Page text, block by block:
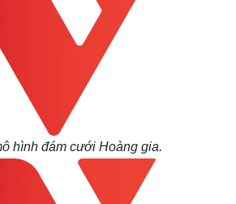
hình đám cưới Hoàng gia.